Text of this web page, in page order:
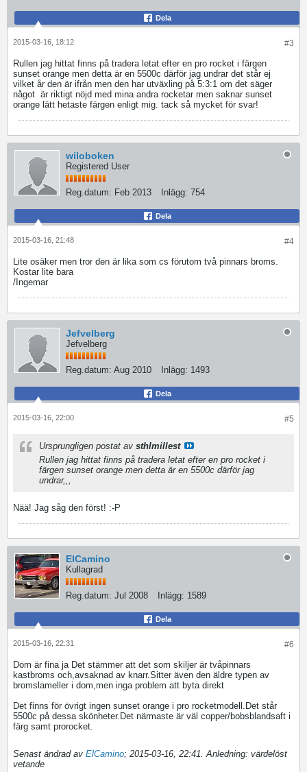
Dela
#3
2015-03-16, 18:12
Rullen jag hittat finns på tradera letat efter en pro rocket i färgen
sunset orange men detta är en 5500c därför jag undrar det står ej
vilket år den är ifrån men den har utväxling på 5:3:1 om det säger
något är riktigt nöjd med mina andra rocketar men saknar sunset
orange lätt hetaste färgen enligt mig. tack så mycket för svar!
wiloboken
Registered User
Reg.datum: Feb 2013 Inlägg: 754
Dela
#4
2015-03-16, 21:48
Lite osäker men tror den är lika som cs förutom två pinnars broms.
Kostar lite bara
/Ingemar
Jefvelberg
Jefvelberg
Reg.datum: Aug 2010 Inlägg: 1493
Dela
#5
2015-03-16, 22:00
Ursprungligen postat av sthlmillest
Rullen jag hittat finns på tradera letat efter en pro rocket i
färgen sunset orange men detta är en 5500c därför jag
undrar,,,
Nää! Jag såg den först! :-P
ElCamino
Kullagrad
Reg.datum: Jul 2008 Inlägg: 1589
Dela
#6
2015-03-16, 22:31
Dom är fina jaDet stämmer att det som skiljer är tvåpinnars
kastbroms och,avsaknad av knarr.Sitter även den äldre typen av
bromslameller i dom,men inga problem att byta direkt
Det finns för övrigt ingen sunset orange i pro rocketmodell.Det står
5500c på dessa skönheter.Det närmaste är väl copper/bobsblandsaft i
färg samt prorocket.
Senast ändrad av ElCamino; 2015-03-16, 22:41.Anledning: värdelöst
vetande